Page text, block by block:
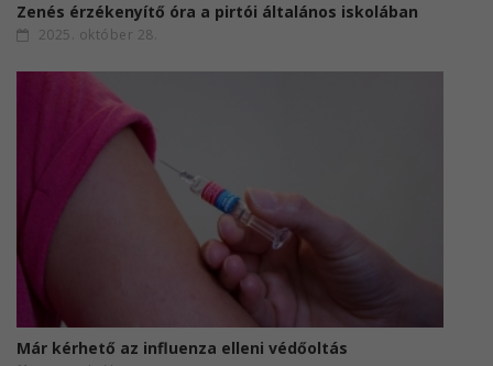
Zenés érzékenyítő óra a pirtói általános iskolában
2025. október 28.
Már kérhető az influenza elleni védőoltás